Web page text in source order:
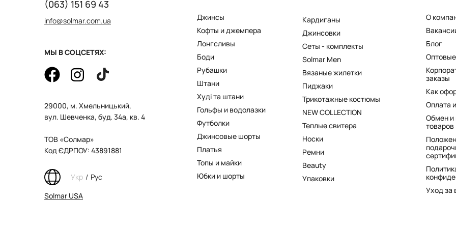
(063) 151 69 43
info@solmar.com.ua
МЫ В СОЦСЕТЯХ:
29000, м. Хмельницький,
вул. Шевченка, буд. 34а, кв. 4
ТОВ «Солмар»
Код ЄДРПОУ: 43891881
Укр / Рус
Solmar USA
Джинсы
Кофты и джемпера
Лонгсливы
Боди
Рубашки
Штани
Худі та штани
Гольфы и водолазки
Футболки
Джинсовые шорты
Платья
Топы и майки
Юбки и шорты
Кардиганы
Джинсовки
Сеты - комплекты
Solmar Men
Вязаные жилетки
Пиджаки
Трикотажные костюмы
NEW COLLECTION
Теплые свитера
Носки
Ремни
Beauty
Упаковки
О
Блог
заказы
Как
Оплата
Обмен и
товаров
Уход за